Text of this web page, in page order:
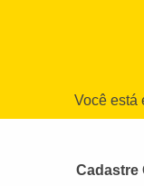
Você está
Cadastre